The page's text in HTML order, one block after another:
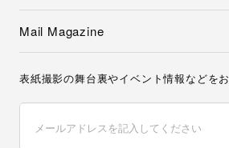
Mail Magazine
表紙撮影の舞台裏やイベント情報などを